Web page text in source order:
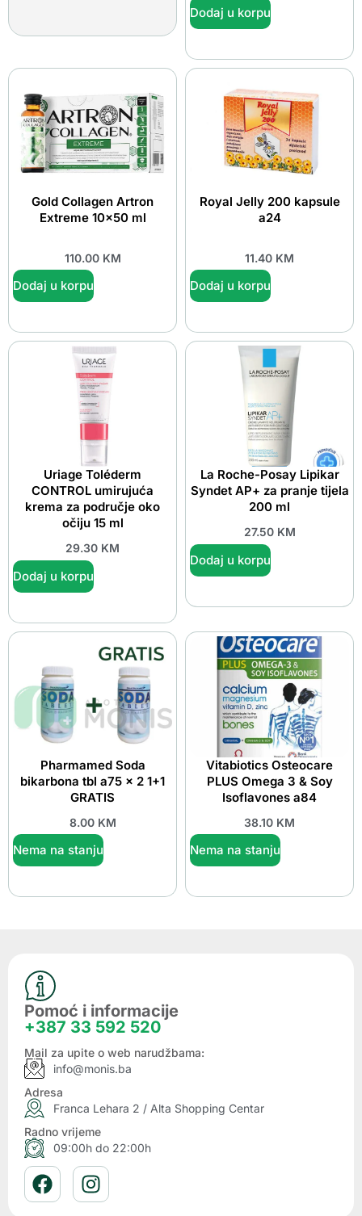
Dodaj u korpu
Gold Collagen Artron
Extreme 10×50 ml
110.00 KM
Dodaj u korpu
Royal Jelly 200 kapsule
a24
11.40 KM
Dodaj u korpu
Uriage Toléderm
CONTROL umirujuća
krema za područje oko
očiju 15 ml
29.30 KM
Dodaj u korpu
La Roche-Posay Lipikar
Syndet AP+ za pranje tijela
200 ml
27.50 KM
Dodaj u korpu
Pharmamed Soda
bikarbona tbl a75 x 2 1+1
GRATIS
8.00 KM
Nema na stanju
Vitabiotics Osteocare
PLUS Omega 3 & Soy
Isoflavones a84
38.10 KM
Nema na stanju
Pomoć i informacije
+387 33 592 520
Mail za upite o web narudžbama:
info@monis.ba
Adresa
Franca Lehara 2 / Alta Shopping Centar
Radno vrijeme
09:00h do 22:00h